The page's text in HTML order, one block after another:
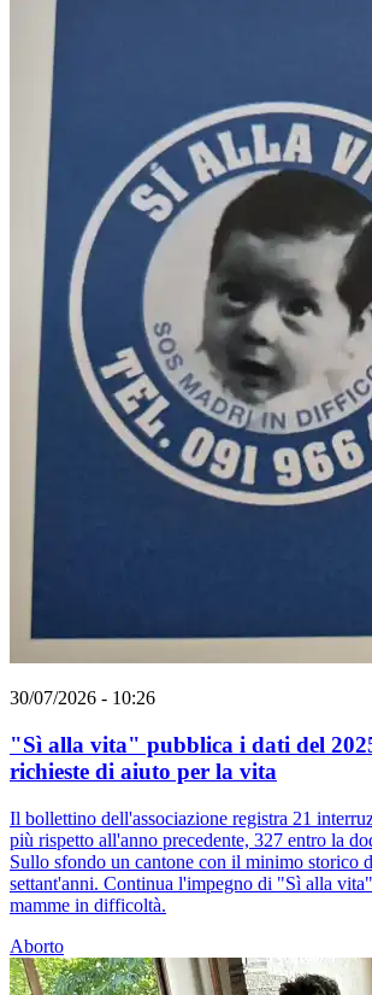
30/07/2026 - 10:26
"Sì alla vita" pubblica i dati del
richieste di aiuto per la vita
Il bollettino dell'associazione registra 21
più rispetto all'anno precedente, 327 entro la
Sullo sfondo un cantone con il minimo storico
settant'anni. Continua l'impegno di "Sì alla
mamme in difficoltà.
Aborto